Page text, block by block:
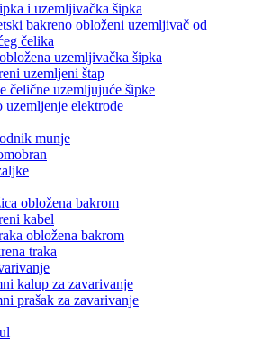
i uzemljivačka šipka
bakreno obloženi uzemljivač od
čelika
uzemljivačka šipka
uzemljeni štap
čelične uzemljujuće šipke
uzemljenje elektrode
munje
obložena bakrom
kabel
obložena bakrom
traka
kalup za zavarivanje
prašak za zavarivanje